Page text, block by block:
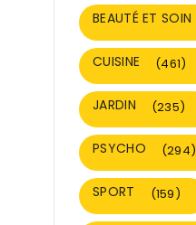
BEAUTÉ ET SOIN
CUISINE (461)
JARDIN (235)
PSYCHO (294)
SPORT (159)